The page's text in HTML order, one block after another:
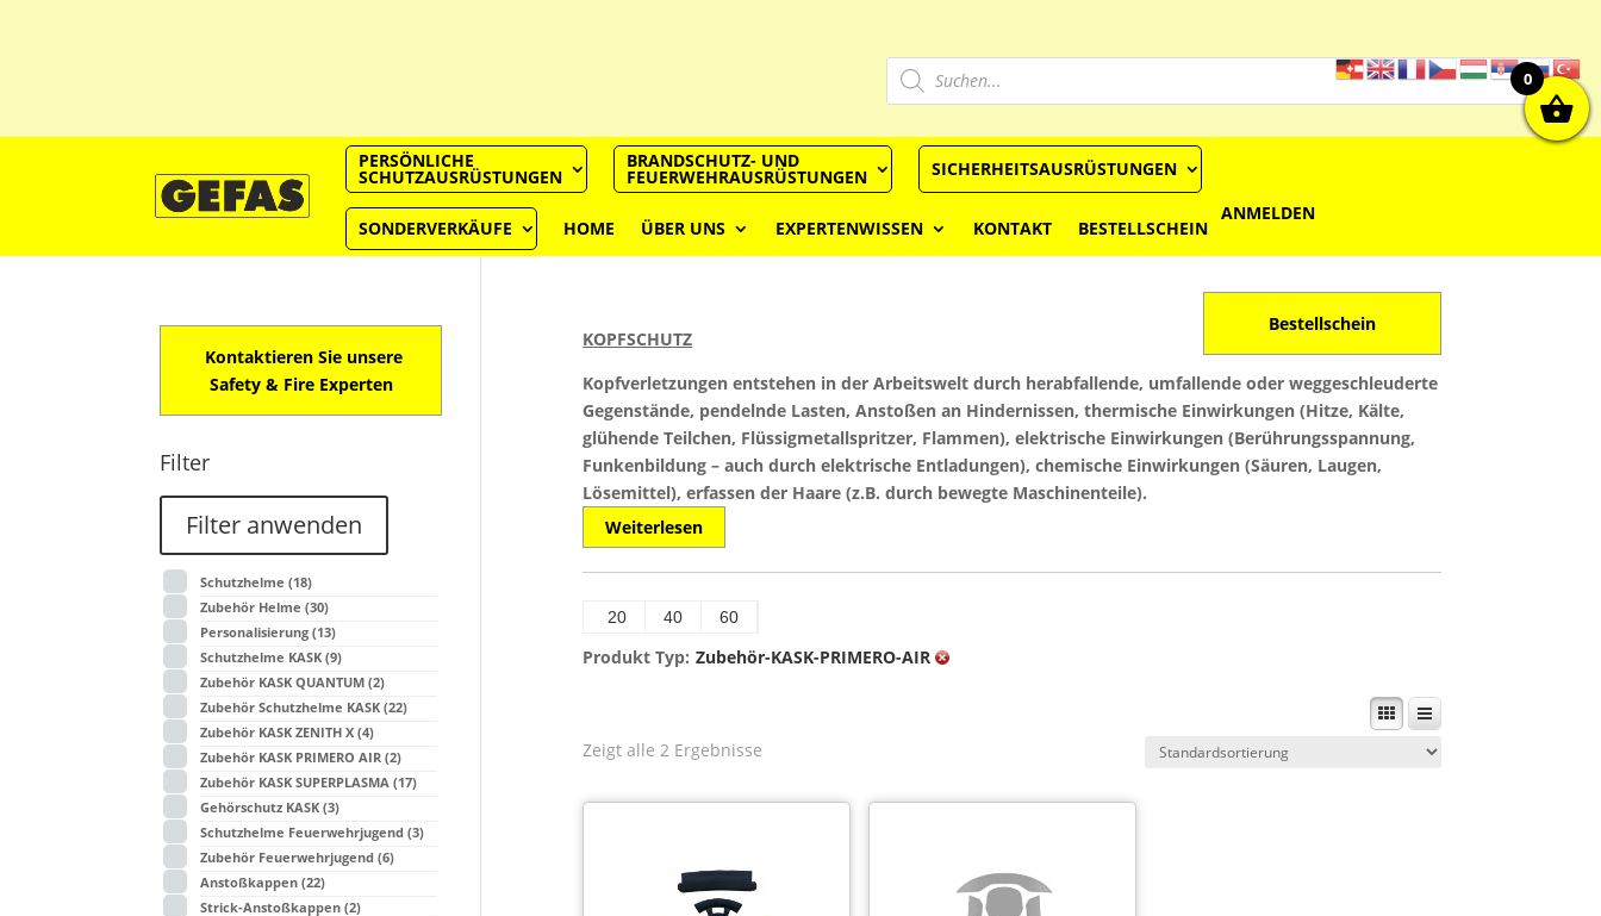
Produkts
Suchen
PERSÖNLICHE
SCHUTZAUSRÜSTUNGEN
BRANDSCHUTZ- UND
FEUERWEHRAUSRÜSTUNGEN SICHERHEITSAUSRÜSTUNGEN
SONDERVERKÄUFE HOME ÜBER UNS EXPERTENWISSEN KONTAKT BESTELLSCHEIN
ANMELDEN
KOPFSCHUTZ
Kopfverletzungen entstehen in der Arbeitswelt durch herabfallende, umfallende oder weggeschleuderte
Gegenstände, pendelnde Lasten, Anstoßen an Hindernissen, thermische Einwirkungen (Hitze, Kälte,
glühende Teilchen, Flüssigmetallspritzer, Flammen), elektrische Einwirkungen (Berührungsspannung,
Funkenbildung – auch durch elektrische Entladungen), chemische Einwirkungen (Säuren, Laugen,
Lösemittel), erfassen der Haare (z.B. durch bewegte Maschinenteile).
Weiterlesen
Bestellschein
20 40 60
Produkt Typ: Zubehör-KASK-PRIMERO-AIR
Zeigt alle 2 Ergebnisse
Kontaktieren Sie unsere
Safety & Fire Experten
Filter
Filter anwenden
Schutzhelme (18)
Zubehör Helme (30)
Personalisierung (13)
Schutzhelme KASK (9)
Zubehör KASK QUANTUM (2)
Zubehör Schutzhelme KASK (22)
Zubehör KASK ZENITH X (4)
Zubehör KASK PRIMERO AIR (2)
Zubehör KASK SUPERPLASMA (17)
Gehörschutz KASK (3)
Schutzhelme Feuerwehrjugend (3)
Zubehör Feuerwehrjugend (6)
Anstoßkappen (22)
Strick-Anstoßkappen (2)
0